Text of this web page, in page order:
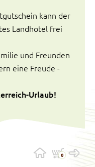
kann der
Landhotel frei
und Freunden
eine Freude -
Urlaub!